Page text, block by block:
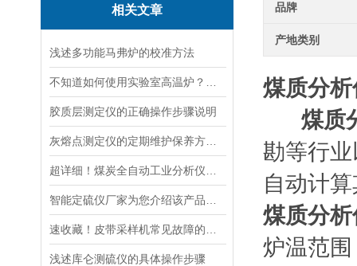
相关文章
浅述多功能马弗炉的校准方法
胶质层测定仪的正确操作步骤说明
浅述库仑测硫仪的具体操作步骤
品牌
产地类别
煤质分
煤质
勘等行
自动计
煤质分
炉温范